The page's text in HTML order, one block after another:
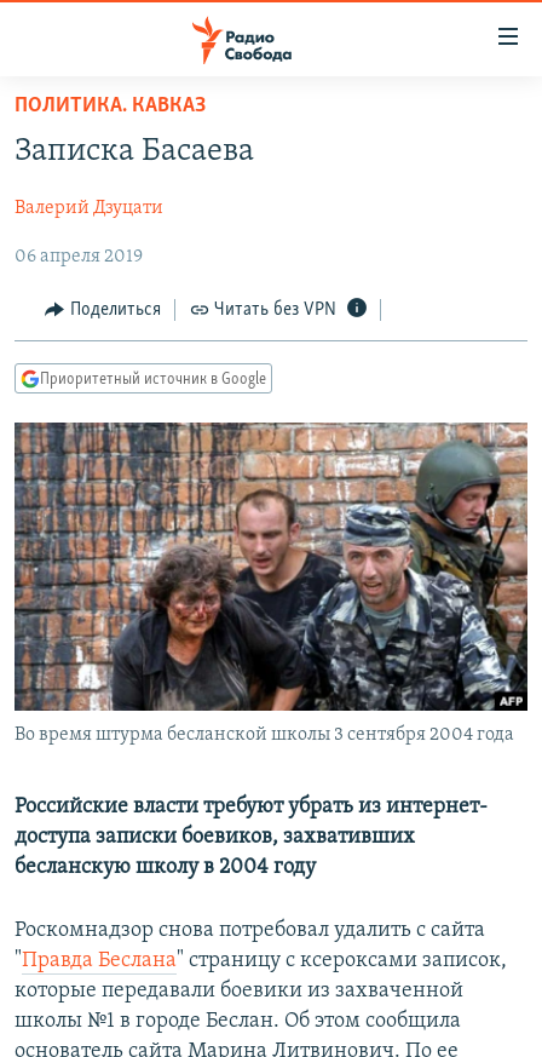
упрощенного
доступа
содержанию
Вернутся
главной
навигации
Вернутся
поиску
АВТОРСКИЕ ПРОЕКТЫ
ЦИТАТЫ СВОБОДЫ
МНЕНИЯ
КУЛЬТУРА
IDEL.РЕАЛИИ
КАВКАЗ.РЕАЛИИ
СЕВЕР.РЕАЛИИ
СИБИРЬ.РЕАЛИИ
РАСПИСАНИЕ ВЕЩАНИЯ
ПОДПИШИТЕСЬ НА РАССЫЛКУ
СОЦИАЛЬНЫЕ СЕТИ
Все сайты РСЕ/РС
ПОЛИТИКА. КАВКАЗ
Записка Басаева
Валерий Дзуцати
06 апреля 2019
Поделиться Читать без VPN
Приоритетный источник в Google
Во время штурма бесланской школы 3 сентября 2004 года
Российские власти требуют убрать из интернет-
доступа записки боевиков, захвативших
бесланскую школу в 2004 году
Роскомнадзор снова потребовал удалить с сайта
"Правда Беслана" страницу с ксероксами записок,
которые передавали боевики из захваченной
школы №1 в городе Беслан. Об этом сообщила
основатель сайта Марина Литвинович. По ее